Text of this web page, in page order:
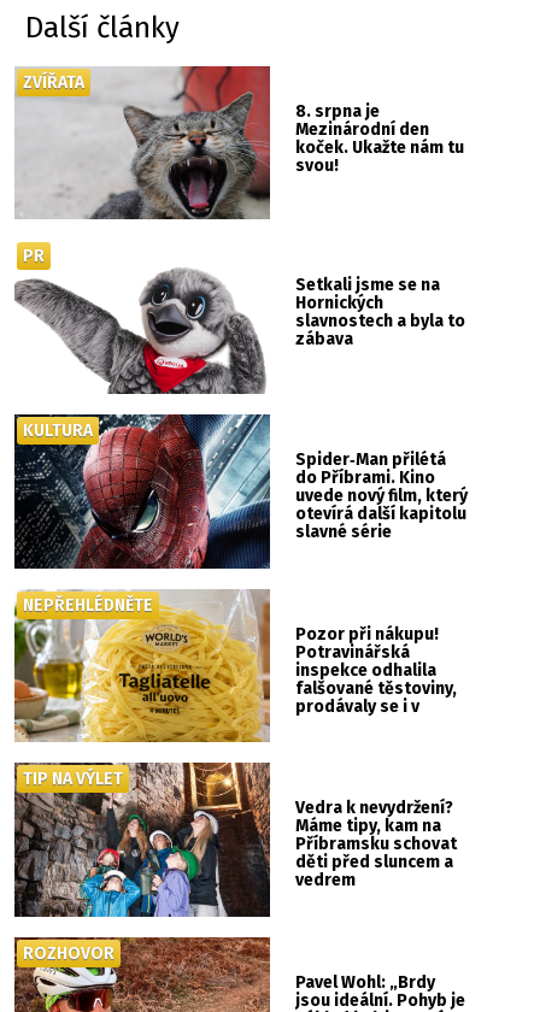
Další články
8. srpna je
Mezinárodní den
koček. Ukažte nám tu
svou!
ZVÍŘATA
Setkali jsme se na
Hornických
slavnostech a byla to
zábava
PR
Spider‑Man přilétá
do Příbrami. Kino
uvede nový film, který
otevírá další kapitolu
slavné série
KULTURA
Pozor při nákupu!
Potravinářská
inspekce odhalila
falšované těstoviny,
prodávaly se i v
NEPŘEHLÉDNĚTE
Vedra k nevydržení?
Máme tipy, kam na
Příbramsku schovat
děti před sluncem a
vedrem
TIP NA VÝLET
Pavel Wohl: „Brdy
jsou ideální. Pohyb je
ROZHOVOR